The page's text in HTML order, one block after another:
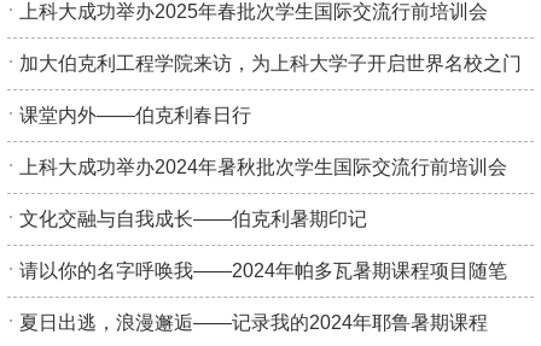
上科大成功举办2025年春批次学生国际交流行前培训会
加大伯克利工程学院来访，为上科大学子开启世界名校之门
课堂内外——伯克利春日行
上科大成功举办2024年暑秋批次学生国际交流行前培训会
文化交融与自我成长——伯克利暑期印记
请以你的名字呼唤我——2024年帕多瓦暑期课程项目随笔
夏日出逃，浪漫邂逅——记录我的2024年耶鲁暑期课程